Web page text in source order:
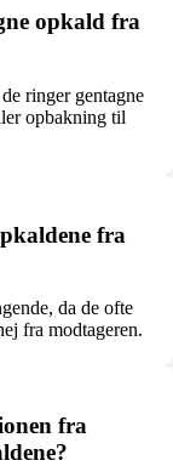
opkald fra
ringer gentagne
opbakning til
fra
da de ofte
fra modtageren.
fra